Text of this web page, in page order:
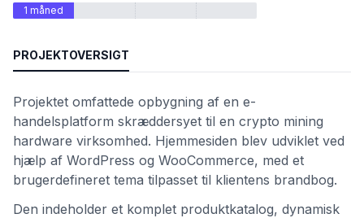
1 måned
PROJEKTOVERSIGT
Projektet omfattede opbygning af en e-
handelsplatform skræddersyet til en crypto mining
hardware virksomhed. Hjemmesiden blev udviklet ved
hjælp af WordPress og WooCommerce, med et
brugerdefineret tema tilpasset til klientens brandbog.
Den indeholder et komplet produktkatalog, dynamisk